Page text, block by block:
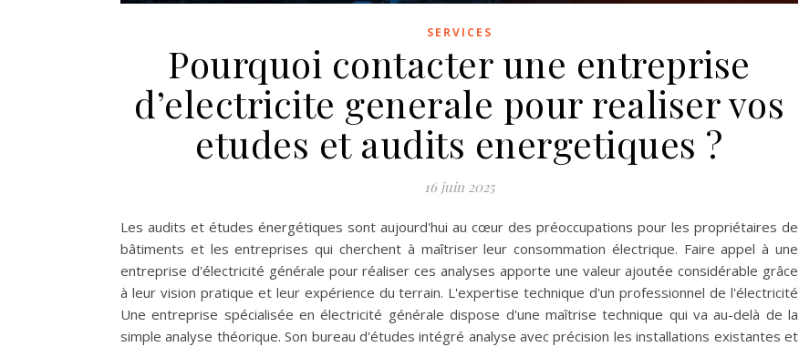
SERVICES
Pourquoi contacter une entreprise
d’electricite generale pour realiser vos
etudes et audits energetiques ?
16 juin 2025
Les audits et études énergétiques sont aujourd'hui au cœur des préoccupations pour les propriétaires de
bâtiments et les entreprises qui cherchent à maîtriser leur consommation électrique. Faire appel à une
entreprise d'électricité générale pour réaliser ces analyses apporte une valeur ajoutée considérable grâce
à leur vision pratique et leur expérience du terrain. L'expertise technique d'un professionnel de l'électricité
Une entreprise spécialisée en électricité générale dispose d'une maîtrise technique qui va au-delà de la
simple analyse théorique. Son bureau d'études intégré analyse avec précision les installations existantes et